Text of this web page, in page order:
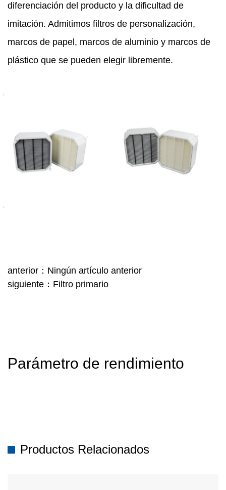
diferenciación del producto y la dificultad de
imitación. Admitimos filtros de personalización,
marcos de papel, marcos de aluminio y marcos de
plástico que se pueden elegir libremente.
anterior：Ningún artículo anterior
siguiente：Filtro primario
Parámetro de rendimiento
Productos Relacionados